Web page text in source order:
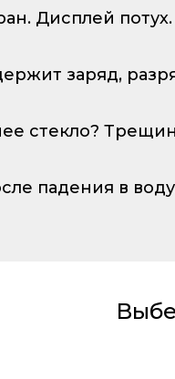
Дисплей
заряд,
стекло?
падения в